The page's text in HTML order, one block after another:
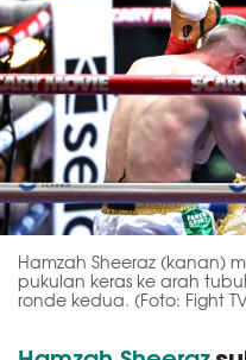
Hamzah Sheeraz (kanan)
pukulan keras ke arah
ronde kedua. (Foto: Fight